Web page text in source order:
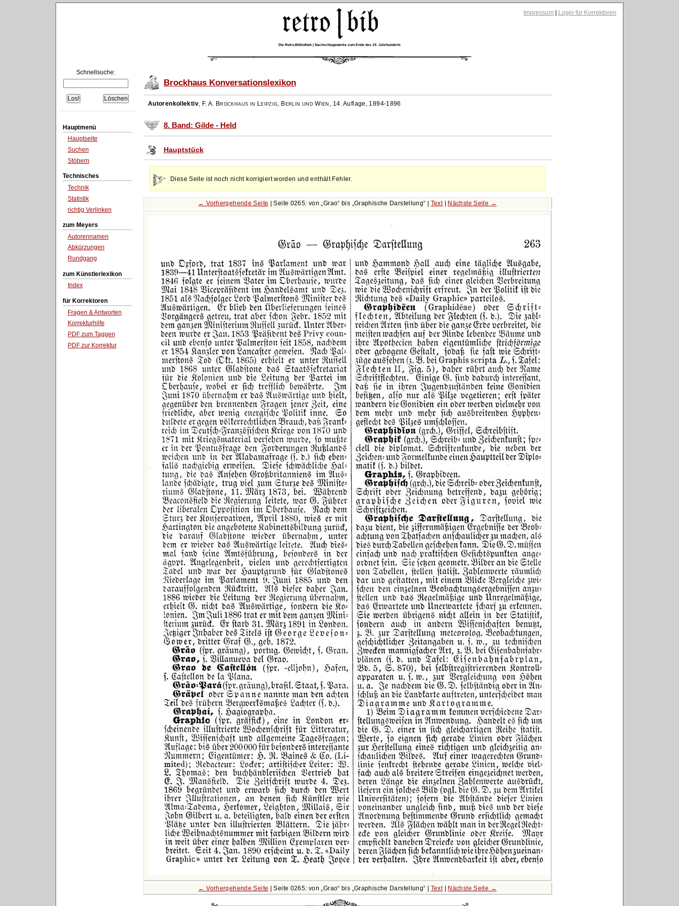
Impressum Login für Korrektoren
Die Retro-Bibliothek | Nachschlagewerke zum Ende des 19. Jahrhunderts
Schnellsuche:
Hauptmenü
Hauptseite
Suchen
Stöbern
Technisches
Technik
Statistik
richtig Verlinken
zum Meyers
Autorennamen
Abkürzungen
Rundgang
zum Künstlerlexikon
Index
für Korrektoren
Fragen & Antworten
Korrekturhilfe
PDF zum Taggen
PDF zur Korrektur
Brockhaus Konversationslexikon
Autorenkollektiv, F. A. Brockhaus in Leipzig, Berlin und Wien , 14. Auflage, 1894-1896
8. Band: Gilde - Held
Hauptstück
Diese Seite ist noch nicht korrigiert worden und enthält Fehler.
← Vorhergehende Seite | Seite 0265: von Grao bis Graphische Darstellung Text| Nächste Seite →
← Vorhergehende Seite | Seite 0265: von Grao bis Graphische Darstellung Text| Nächste Seite →